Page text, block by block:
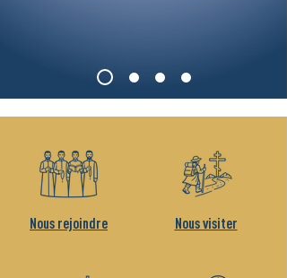
Nous rejoindre Nous visiter